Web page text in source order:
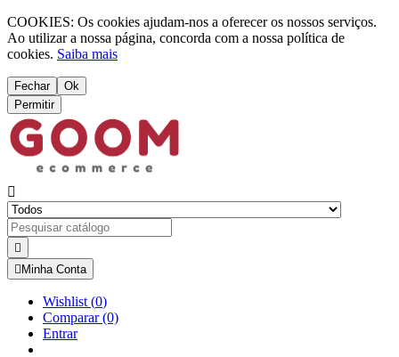
COOKIES: Os cookies ajudam-nos a oferecer os nossos serviços.
Ao utilizar a nossa página, concorda com a nossa política de
cookies. Saiba mais
Fechar
Ok
Permitir


 Minha Conta
Wishlist (0)
Comparar(0)
Entrar